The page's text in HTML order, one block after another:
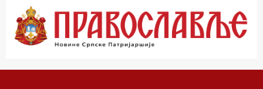
20.00 Вести из Цркве
20.15 Реч Архијереја